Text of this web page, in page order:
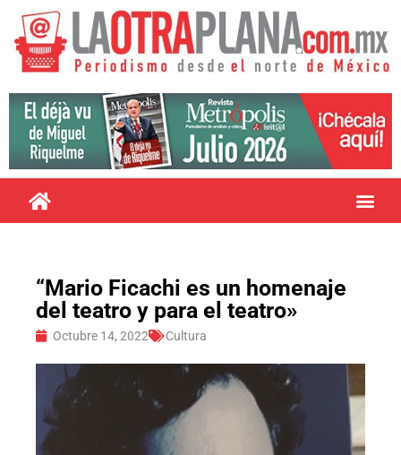
“Mario Ficachi es un homenaje
del teatro y para el teatro»
Octubre 14, 2022 Cultura